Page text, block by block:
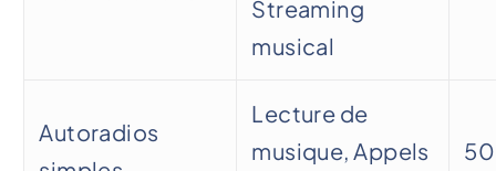
Streaming
musical
Autoradios
Lecture de
musique, Appels